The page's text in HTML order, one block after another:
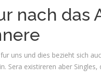
nach das
uns und dies bezieht sich
Sera existireren aber